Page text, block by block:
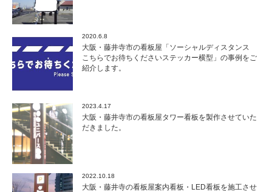
2020.6.8
大阪・藤井寺市の看板屋「ソーシャルディスタンス
こちらでお待ちくださいステッカー横型」の事例をご
紹介します。
2023.4.17
大阪・藤井寺市の看板屋タワー看板を製作させていた
だきました。
2022.10.18
大阪・藤井寺の看板屋案内看板・LED看板を施工させ